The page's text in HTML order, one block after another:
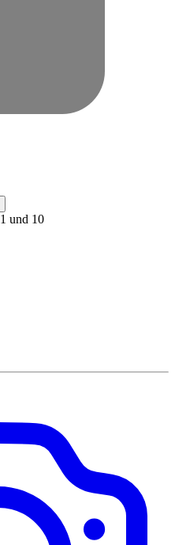
und 10